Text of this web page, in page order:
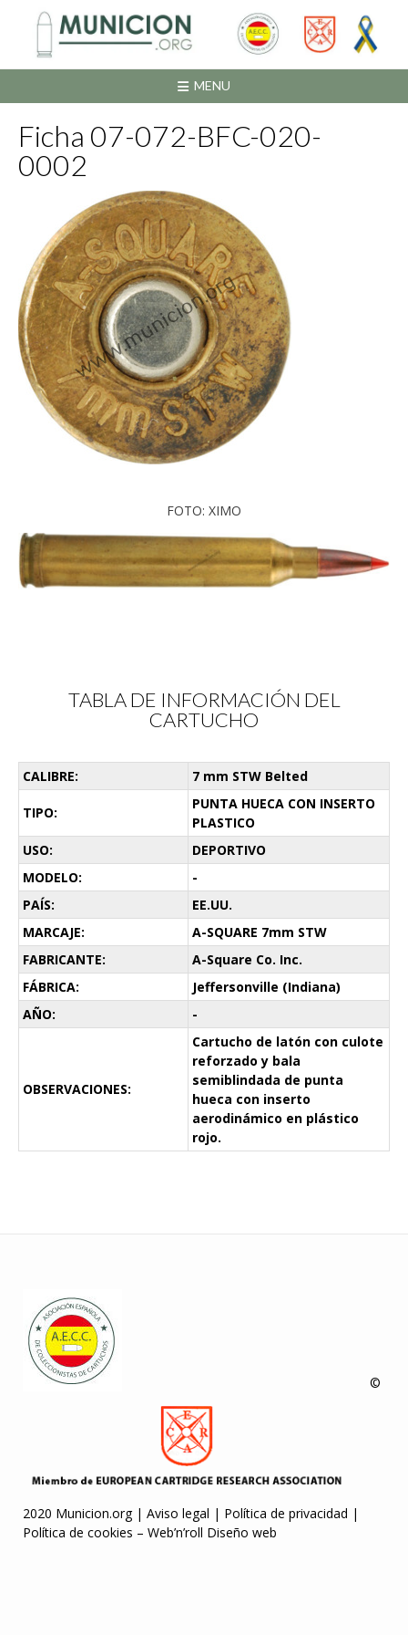
contenido
MENU
Ficha 07-072-BFC-020-
0002
FOTO: XIMO
TABLA DE INFORMACIÓN DEL
CARTUCHO
CALIBRE: 7 mm STW Belted
TIPO:
PUNTA HUECA CON INSERTO
PLASTICO
USO:
DEPORTIVO
MODELO:
-
PAÍS:
EE.UU.
MARCAJE:
A-SQUARE 7mm STW
FABRICANTE:
A-Square Co. Inc.
FÁBRICA:
Jeffersonville (Indiana)
AÑO:
-
OBSERVACIONES:
Cartucho de latón con culote
reforzado y bala
semiblindada de punta
hueca con inserto
aerodinámico en plástico
rojo.
©
2020 Municion.org | Aviso legal | Política de privacidad |
Política de cookies – Web’n’roll Diseño web